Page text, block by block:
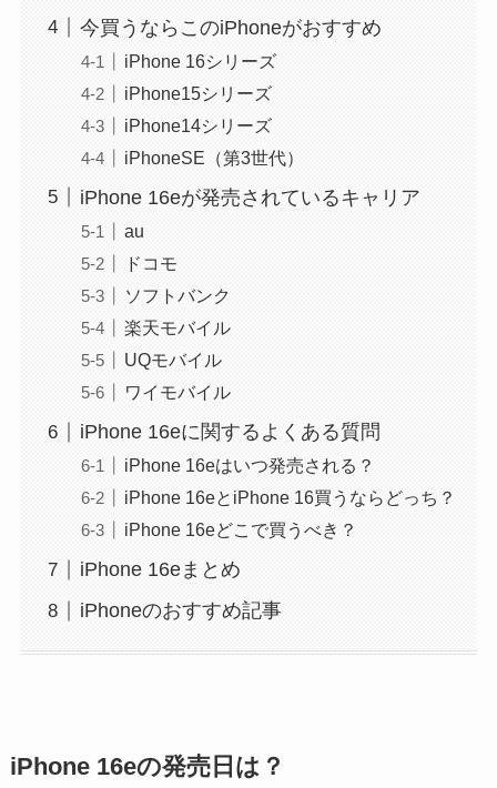
今買うならこのiPhoneがおすすめ
iPhone 16シリーズ
iPhone15シリーズ
iPhone14シリーズ
iPhoneSE（第3世代）
iPhone 16eが発売されているキャリア
au
ドコモ
ソフトバンク
楽天モバイル
UQモバイル
ワイモバイル
iPhone 16eに関するよくある質問
iPhone 16eはいつ発売される？
iPhone 16eとiPhone 16買うならどっち？
iPhone 16eどこで買うべき？
iPhone 16eまとめ
iPhoneのおすすめ記事
iPhone 16eの発売日は？